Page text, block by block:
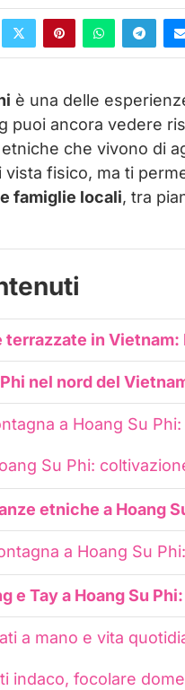
è una delle
puoi ancora vedere
che vivono di
vista fisico, ma ti
famiglie locali, tra
in Vietnam:
nel nord del
a Hoang Su
Su Phi:
etniche a Hoang
a Hoang Su
e Tay a Hoang Su
a mano e vita
indaco, focolare